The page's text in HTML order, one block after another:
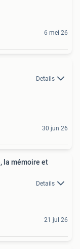
6 mei 26
Details
30 jun 26
la mémoire et
Details
21 jul 26